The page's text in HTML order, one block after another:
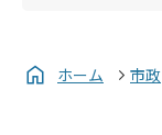
ホーム 市政